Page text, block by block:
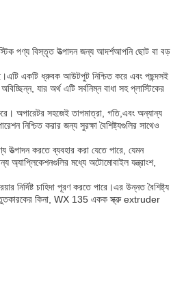
পণ্য বিস্তৃত উত্পাদন জন্য আদর্শআপনি ছোট বা বড়
একটি ধ্রুবক আউটপুট নিশ্চিত করে এবং পছন্দসই
যার অর্থ এটি সর্বনিম্ন বাধা সহ প্লাস্টিকের
অপারেটর সহজেই তাপমাত্রা, গতি,এবং অন্যান্য
নিশ্চিত করার জন্য সুরক্ষা বৈশিষ্ট্যগুলির সাথেও
করতে ব্যবহার করা যেতে পারে, যেমন
অ্যাপ্লিকেশনগুলির মধ্যে অটোমোবাইল যন্ত্রাংশ,
চাহিদা পূরণ করতে পারে।এর উন্নত বৈশিষ্ট্য
কিনা, WX 135 একক স্ক্রু extruder